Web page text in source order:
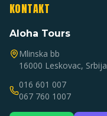
KONTAKT
Aloha Tours
Mlinska bb
16000 Leskovac, Srbija
016 601 007
067 760 1007